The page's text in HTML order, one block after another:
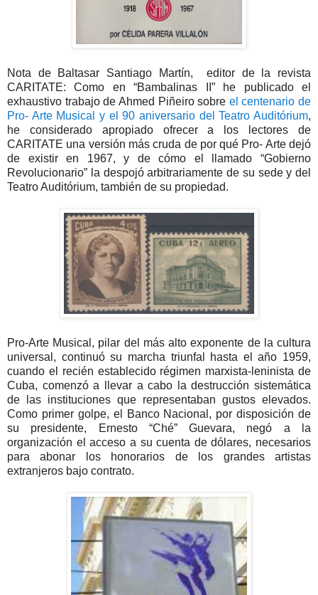
Nota de Baltasar Santiago Martín, editor de la revista
CARITATE: Como en “Bambalinas II” he publicado el
exhaustivo trabajo de Ahmed Piñeiro sobre el centenario de
Pro- Arte Musical y el 90 aniversario del Teatro Auditórium,
he considerado apropiado ofrecer a los lectores de
CARITATE una versión más cruda de por qué Pro- Arte dejó
de existir en 1967, y de cómo el llamado “Gobierno
Revolucionario” la despojó arbitrariamente de su sede y del
Teatro Auditórium, también de su propiedad.
Pro-Arte Musical, pilar del más alto exponente de la cultura
universal, continuó su marcha triunfal hasta el año 1959,
cuando el recién establecido régimen marxista-leninista de
Cuba, comenzó a llevar a cabo la destrucción sistemática
de las instituciones que representaban gustos elevados.
Como primer golpe, el Banco Nacional, por disposición de
su presidente, Ernesto “Ché” Guevara, negó a la
organización el acceso a su cuenta de dólares, necesarios
para abonar los honorarios de los grandes artistas
extranjeros bajo contrato.